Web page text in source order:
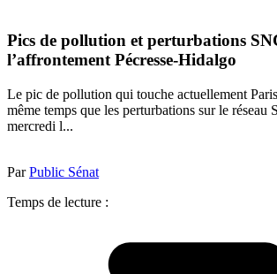
Pics de pollution et perturbations
l’affrontement Pécresse-Hidalgo
Le pic de pollution qui touche actuellement
même temps que les perturbations sur le réseau
mercredi l...
ParPublic Sénat
Temps de lecture :